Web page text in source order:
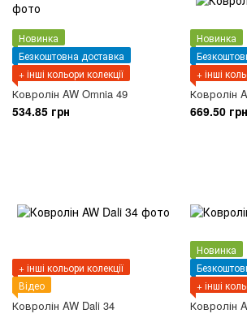
Новинка
Безкоштовна доставка
+ інші кольори колекції
Ковролін AW Omnia 49
534.85 грн
Новинка
+ інші
Ковролін
669.50 грн
+ інші кольори колекції
Відео
Ковролін AW Dali 34
Новинка
+ інші
Ковролін